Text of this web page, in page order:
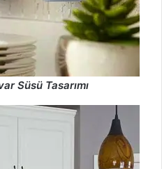
Süsü Tasarımı